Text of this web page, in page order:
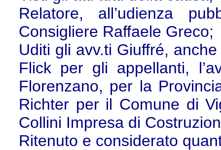
Relatore, all’udienza
Consigliere Raffaele Greco;
Uditi gli avv.ti Giuffré,
Flick per gli appellanti,
Florenzano, per la
Richter per il Comune di
Collini Impresa di
Ritenuto e considerato